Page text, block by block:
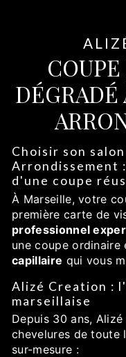
Choisir son
Arrondissement
d'une coupe
À Marseille, votre
première carte de
professionnel
une coupe ordinaire
capillaire qui vous
Alizé Creation :
marseillaise
Depuis 30 ans,
chevelures de toute
sur-mesure :